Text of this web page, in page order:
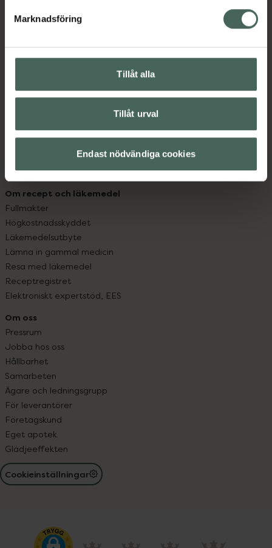
Marknadsföring
Tillåt alla
Tillåt urval
Endast nödvändiga cookies
Handla tryggt
Leverans, betalning och retur
Kundklubb
Sajtens tillgänglighet
Köpvillkor
Om recept och läkemedel
Fullmakter
Högkostnadsskyddet
Läkemedelsutbyte
Lämna in gammal medicin
Resa med läkemedel
Receptregistret
Elektroniskt expertstöd, EES
Om oss
Pressrum
Jobba hos oss
Hållbarhet
Samarbeten
Ägare och ledningsgrupp
För leverantörer
Företagskund
Eget apotek
Glädjeeffekten
Cookieinställningar